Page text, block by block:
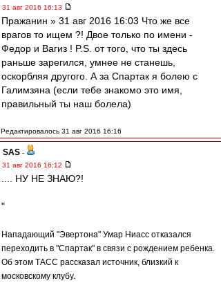
31 авг 2016 16:13
Пражанин » 31 авг 2016 16:03 Что же все
врагов то ищем ?! Двое только по имени -
Федор и Вагиз ! P.S. от того, что ты здесь
раньше зарегился, умнее не станешь,
оскорбляя другого. А за Спартак я болею с
Галимзяна (если тебе знакомо это имя,
правильный ты наш болела)
Редактировалось 31 авг 2016 16:16
SAS -
31 авг 2016 16:12
.... НУ НЕ ЗНАЮ?!
"
Нападающий "Эвертона" Умар Ниасс отказался
переходить в "Спартак" в связи с рождением ребенка.
Об этом ТАСС рассказал источник, близкий к
московскому клубу.